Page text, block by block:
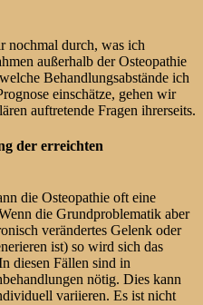
nochmal durch, was ich
außerhalb der Osteopathie
Behandlungsabstände ich
einschätze, gehen wir
auftretende Fragen ihrerseits.
der erreichten
die Osteopathie oft eine
die Grundproblematik aber
verändertes Gelenk oder
ist) so wird sich das
diesen Fällen sind in
nötig. Dies kann
variieren. Es ist nicht